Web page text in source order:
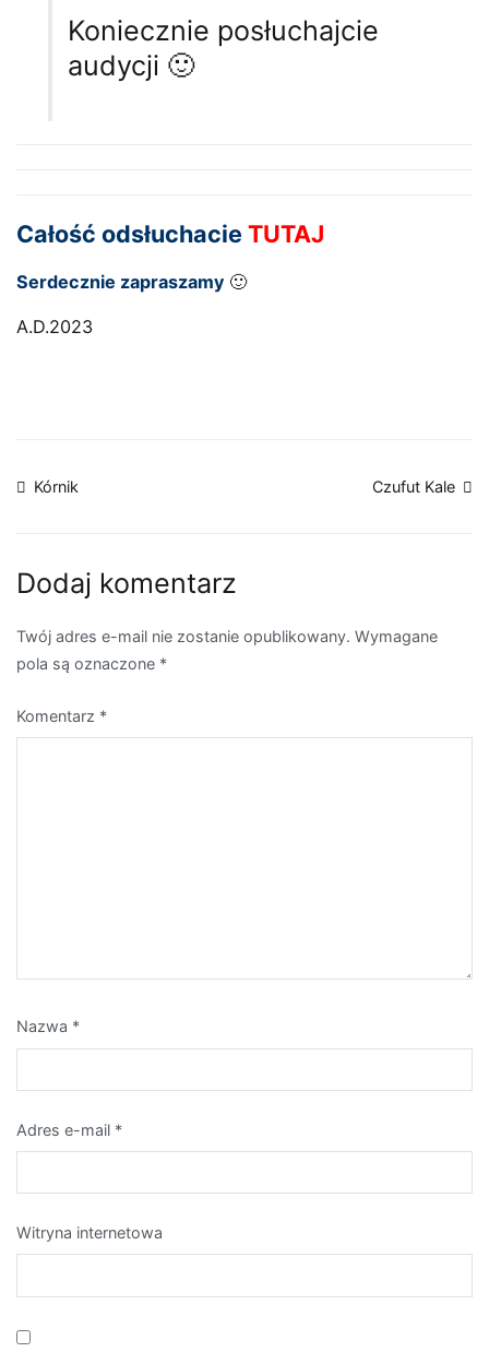
Koniecznie posłuchajcie
audycji 🙂
Całość odsłuchacie TUTAJ
Serdecznie zapraszamy 🙂
A.D.2023
Nawigacja
Kórnik Czufut Kale
Dodaj komentarz
Twój adres e-mail nie zostanie opublikowany. Wymagane
pola są oznaczone *
Komentarz *
Nazwa *
Adres e-mail *
Witryna internetowa